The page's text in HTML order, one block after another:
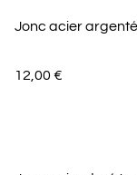
Jonc acier
12,00 €